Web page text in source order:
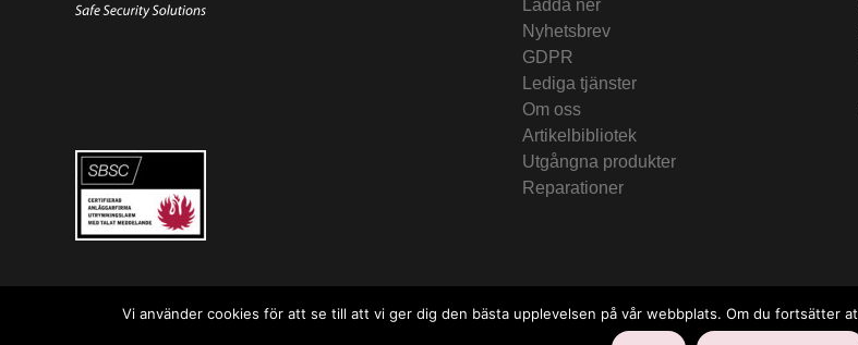
Ladda ner
Nyhetsbrev
GDPR
Lediga tjänster
Om oss
Artikelbibliotek
Utgångna produkter
Reparationer
Vi använder cookies för att se till att vi ger dig den bästa upplevelsen på vår webbplats. Om du fortsätter